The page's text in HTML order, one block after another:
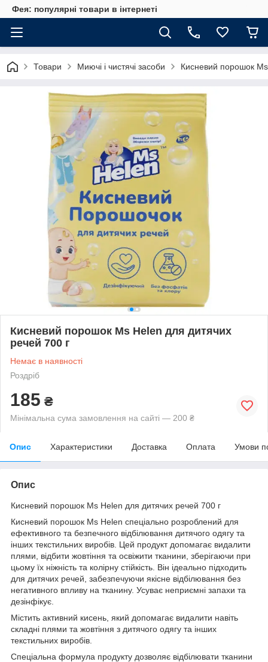
Фея: популярні товари в інтернеті
Товари Миючі і чистячі засоби Кисневий порошок
Кисневий порошок Ms Helen для дитячих
речей 700 г
Немає в наявності
Роздріб
185 ₴
Мінімальна сума замовлення на сайті — 200 ₴
Опис Характеристики Доставка Оплата Умови
Опис
Кисневий порошок Ms Helen для дитячих речей 700 г
Кисневий порошок Ms Helen спеціально розроблений для
ефективного та безпечного відбілювання дитячого одягу та
інших текстильних виробів. Цей продукт допомагає видалити
плями, відбити жовтіння та освіжити тканини, зберігаючи при
цьому їх ніжність та колірну стійкість. Він ідеально підходить
для дитячих речей, забезпечуючи якісне відбілювання без
негативного впливу на тканину. Усуває неприємні запахи та
дезінфікує.
Містить активний кисень, який допомагає видалити навіть
складні плями та жовтіння з дитячого одягу та інших
текстильних виробів.
Спеціальна формула продукту дозволяє відбілювати тканини